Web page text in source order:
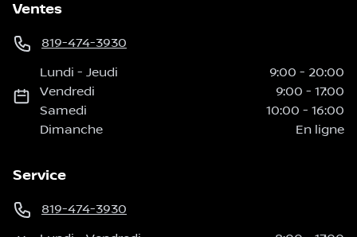
Ventes
819-474-3930
Lundi -Jeudi 9:00 - 20:00
Vendredi
9:00 - 17:00
Samedi
10:00 - 16:00
Dimanche
En ligne
Service
819-474-3930